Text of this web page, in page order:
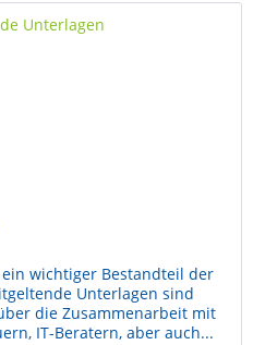
wichtiger Bestandteil der
Unterlagen sind
die Zusammenarbeit mit
IT-Beratern, aber auch...